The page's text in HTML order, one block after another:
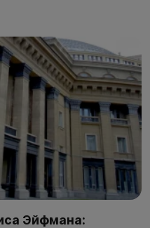
Эйфмана: